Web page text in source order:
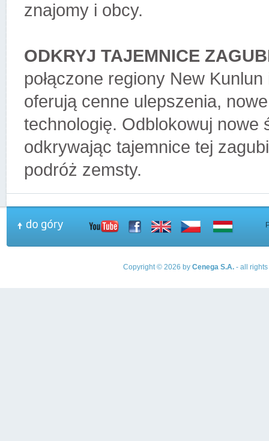
znajomy i obcy.
ODKRYJ TAJEMNICE
połączone regiony New
oferują cenne ulepszenia,
technologię. Odblokowuj nowe
odkrywając tajemnice tej
podróż zemsty.
Copyright © 2026 by Cenega S.A.- all rights